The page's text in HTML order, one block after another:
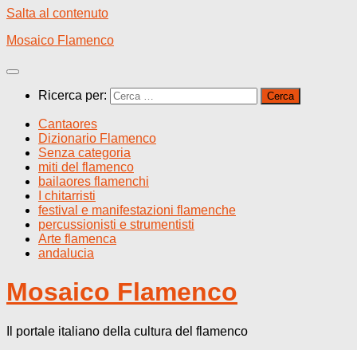
Salta al contenuto
Mosaico Flamenco
Ricerca per:
Cantaores
Dizionario Flamenco
Senza categoria
miti del flamenco
bailaores flamenchi
I chitarristi
festival e manifestazioni flamenche
percussionisti e strumentisti
Arte flamenca
andalucia
Mosaico Flamenco
Il portale italiano della cultura del flamenco